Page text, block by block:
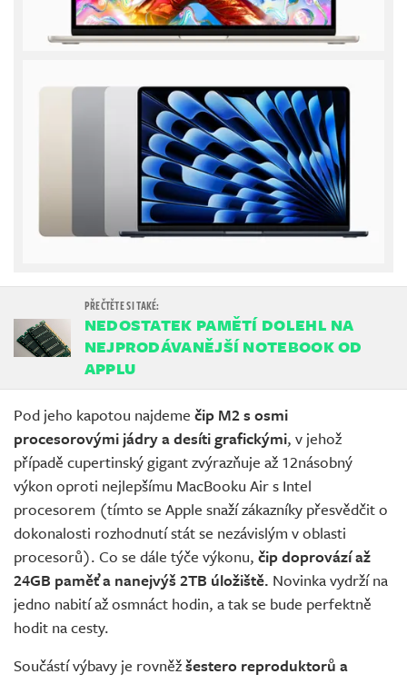
NEDOSTATEK PAMĚTÍ DOLEHL NA
NEJPRODÁVANĚJŠÍ NOTEBOOK OD
APPLU
Pod jeho kapotou najdeme čip M2 s osmi
procesorovými jádry a desíti grafickými, v jehož
případě cupertinský gigant zvýrazňuje až 12násobný
výkon oproti nejlepšímu MacBooku Air s Intel
procesorem (tímto se Apple snaží zákazníky přesvědčit o
dokonalosti rozhodnutí stát se nezávislým v oblasti
procesorů). Co se dále týče výkonu, čip doprovází až
24GB paměť a nanejvýš 2TB úložiště. Novinka vydrží na
jedno nabití až osmnáct hodin, a tak se bude perfektně
hodit na cesty.
Součástí výbavy je rovněžšestero reproduktorů a